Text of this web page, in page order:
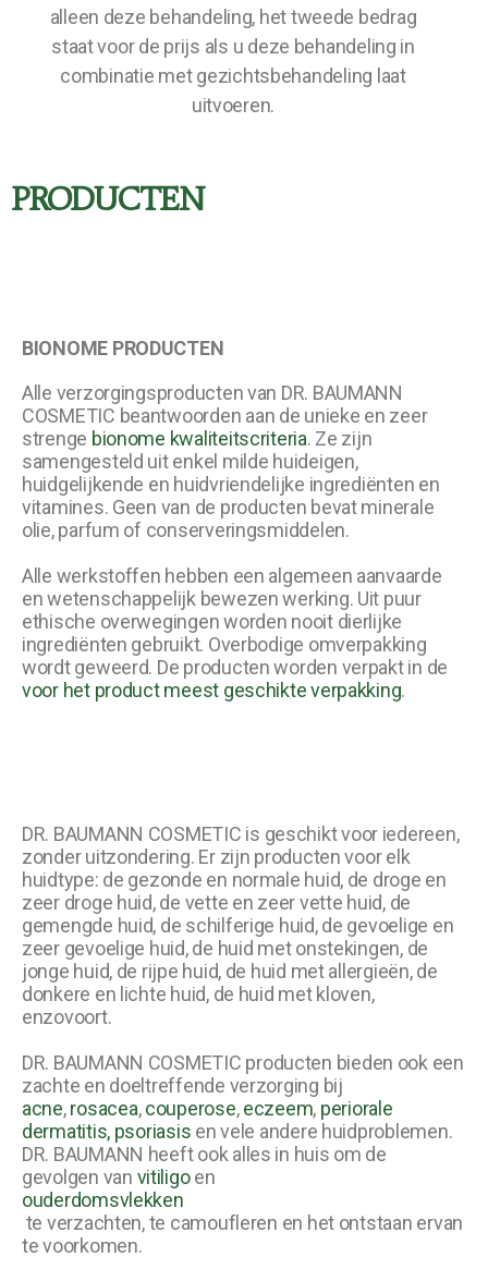
alleen deze behandeling, het tweede bedrag
staat voor de prijs als u deze behandeling in
combinatie met gezichtsbehandeling laat
uitvoeren.
PRODUCTEN
BIONOME PRODUCTEN
Alle verzorgingsproducten van DR. BAUMANN
COSMETIC beantwoorden aan de unieke en zeer
strenge bionome kwaliteitscriteria. Ze zijn
samengesteld uit enkel milde huideigen,
huidgelijkende en huidvriendelijke ingrediënten en
vitamines. Geen van de producten bevat minerale
olie, parfum of conserveringsmiddelen.
Alle werkstoffen hebben een algemeen aanvaarde
en wetenschappelijk bewezen werking. Uit puur
ethische overwegingen worden nooit dierlijke
ingrediënten gebruikt. Overbodige omverpakking
wordt geweerd. De producten worden verpakt in de
voor het product meest geschikte verpakking.
DR. BAUMANN COSMETIC is geschikt voor iedereen,
zonder uitzondering. Er zijn producten voor elk
huidtype: de gezonde en normale huid, de droge en
zeer droge huid, de vette en zeer vette huid, de
gemengde huid, de schilferige huid, de gevoelige en
zeer gevoelige huid, de huid met onstekingen, de
jonge huid, de rijpe huid, de huid met allergieën, de
donkere en lichte huid, de huid met kloven,
enzovoort.
DR. BAUMANN COSMETIC producten bieden ook een
zachte en doeltreffende verzorging bij
acne,rosacea,couperose,eczeem, periorale
dermatitis, psoriasis en vele andere huidproblemen.
DR. BAUMANN heeft ook alles in huis om de
gevolgen van vitiligoen
ouderdomsvlekken
te verzachten, te camoufleren en het ontstaan ervan
te voorkomen.